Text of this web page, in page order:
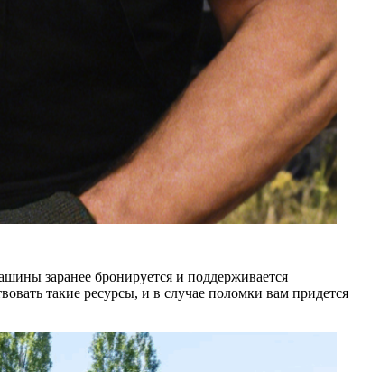
заранее бронируется и поддерживается
такие ресурсы, и в случае поломки вам придется